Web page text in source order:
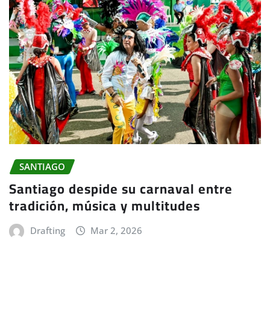
SANTIAGO
Santiago despide su carnaval entre
tradición, música y multitudes
Drafting Mar 2, 2026